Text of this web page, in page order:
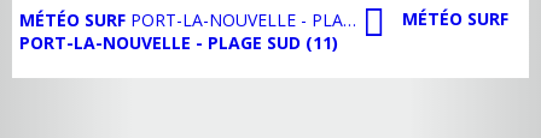
MÉTÉO SURF PORT-LA-NOUVELLE - PLAGE SUD (11)
MÉTÉO SURF
PORT-LA-NOUVELLE - PLAGE SUD (11)